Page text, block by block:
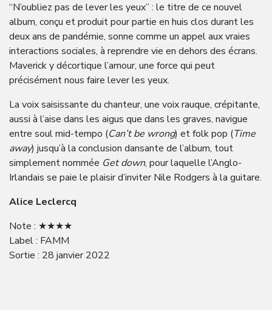
“N’oubliez pas de lever les yeux” : le titre de ce nouvel
album, conçu et produit pour partie en huis clos durant les
deux ans de pandémie, sonne comme un appel aux vraies
interactions sociales, à reprendre vie en dehors des écrans.
Maverick y décortique l’amour, une force qui peut
précisément nous faire lever les yeux.
La voix saisissante du chanteur, une voix rauque, crépitante,
aussi à l’aise dans les aigus que dans les graves, navigue
entre soul mid-tempo (Can’t be wrong) et folk pop (Time
away) jusqu’à la conclusion dansante de l’album, tout
simplement nommée Get down, pour laquelle l’Anglo-
Irlandais se paie le plaisir d’inviter Nile Rodgers à la guitare.
Alice Leclercq
Note : ★★★★
Label : FAMM
Sortie : 28 janvier 2022